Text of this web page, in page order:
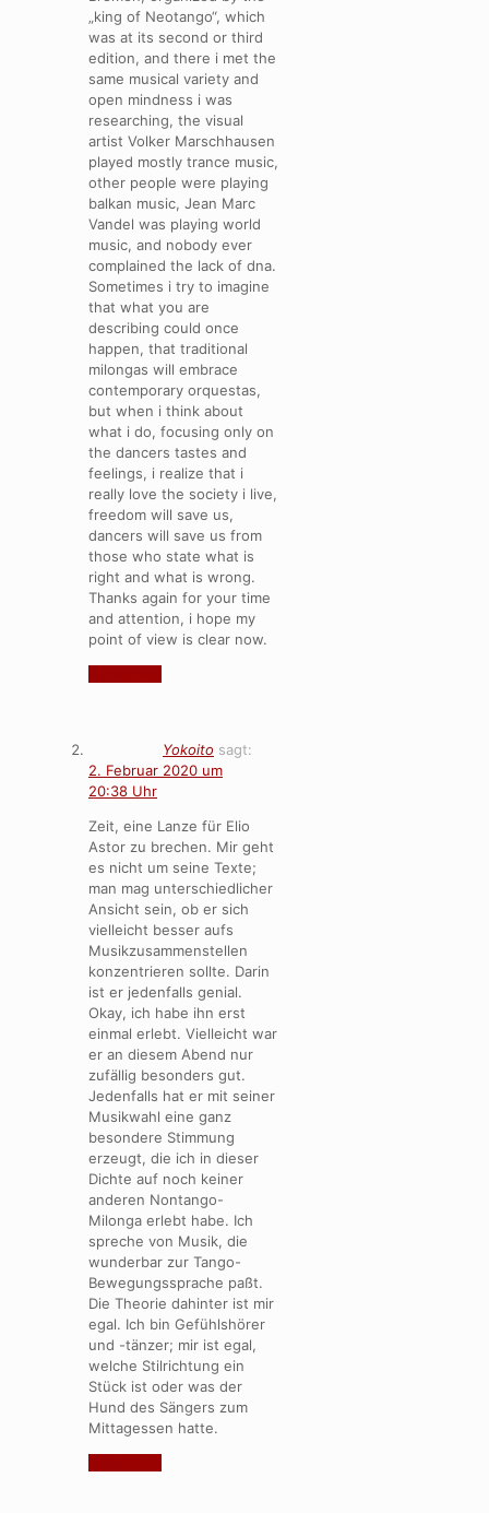
„king of Neotango“, which
was at its second or third
edition, and there i met the
same musical variety and
open mindness i was
researching, the visual
artist Volker Marschhausen
played mostly trance music,
other people were playing
balkan music, Jean Marc
Vandel was playing world
music, and nobody ever
complained the lack of dna.
Sometimes i try to imagine
that what you are
describing could once
happen, that traditional
milongas will embrace
contemporary orquestas,
but when i think about
what i do, focusing only on
the dancers tastes and
feelings, i realize that i
really love the society i live,
freedom will save us,
dancers will save us from
those who state what is
right and what is wrong.
Thanks again for your time
and attention, i hope my
point of view is clear now.
Yokoito sagt:
2. Februar 2020 um
20:38 Uhr
Zeit, eine Lanze für Elio
Astor zu brechen. Mir geht
es nicht um seine Texte;
man mag unterschiedlicher
Ansicht sein, ob er sich
vielleicht besser aufs
Musikzusammenstellen
konzentrieren sollte. Darin
ist er jedenfalls genial.
Okay, ich habe ihn erst
einmal erlebt. Vielleicht war
er an diesem Abend nur
zufällig besonders gut.
Jedenfalls hat er mit seiner
Musikwahl eine ganz
besondere Stimmung
erzeugt, die ich in dieser
Dichte auf noch keiner
anderen Nontango-
Milonga erlebt habe. Ich
spreche von Musik, die
wunderbar zur Tango-
Bewegungssprache paßt.
Die Theorie dahinter ist mir
egal. Ich bin Gefühlshörer
und -tänzer; mir ist egal,
welche Stilrichtung ein
Stück ist oder was der
Hund des Sängers zum
Mittagessen hatte.